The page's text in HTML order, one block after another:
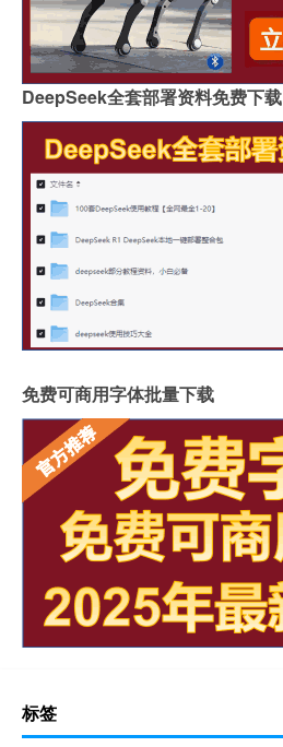
DeepSeek全套部署资料免费下载
免费可商用字体批量下载
标签